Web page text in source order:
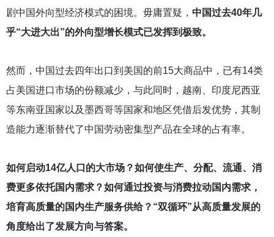
剧中国外向型经济模式的困境。毋庸置疑， 中国过去40年几
乎“大进大出”的外向型增长模式已发挥到极致。
然而，中国过去四年出口到美国的前15大商品中，已有14类
占美国进口市场的份额减少，与此同时，越南、印度尼西亚
等东南亚国家以及墨西哥等国家和地区凭借后发优势，其制
造能力逐渐替代了中国劳动密集型产品在全球的占有率。
如何启动14亿人口的大市场？如何使生产、分配、流通、消
费更多依托国内需求？如何通过投资与消费拉动国内需求，
培育高质量的国内生产服务供给？“双循环”从高质量发展的
角度给出了发展方向与答案。